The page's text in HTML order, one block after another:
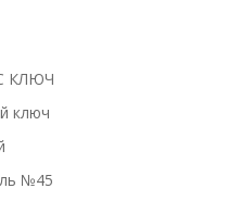
КЛЮЧ
ключ
№45